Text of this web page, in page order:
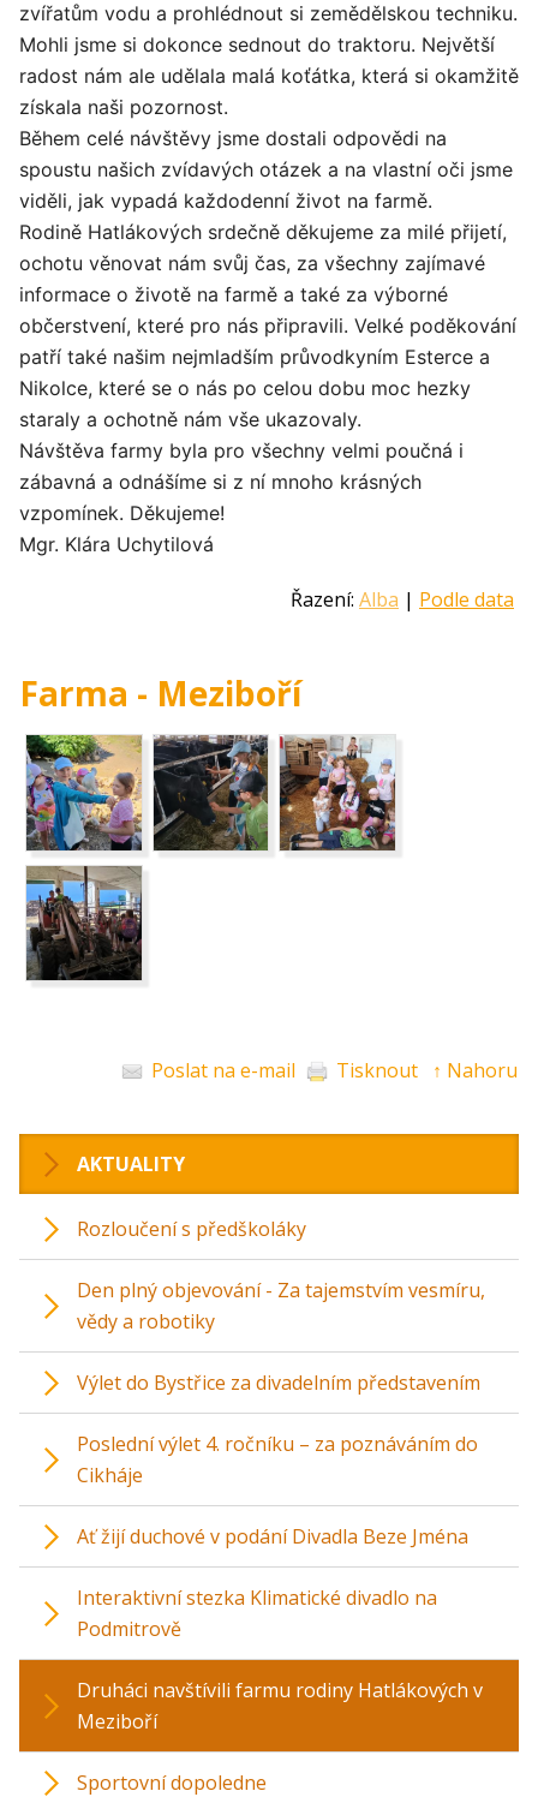
zvířatům vodu a prohlédnout si zemědělskou techniku.
Mohli jsme si dokonce sednout do traktoru. Největší
radost nám ale udělala malá koťátka, která si okamžitě
získala naši pozornost.
Během celé návštěvy jsme dostali odpovědi na
spoustu našich zvídavých otázek a na vlastní oči jsme
viděli, jak vypadá každodenní život na farmě.
Rodině Hatlákových srdečně děkujeme za milé přijetí,
ochotu věnovat nám svůj čas, za všechny zajímavé
informace o životě na farmě a také za výborné
občerstvení, které pro nás připravili. Velké poděkování
patří také našim nejmladším průvodkyním Esterce a
Nikolce, které se o nás po celou dobu moc hezky
staraly a ochotně nám vše ukazovaly.
Návštěva farmy byla pro všechny velmi poučná i
zábavná a odnášíme si z ní mnoho krásných
vzpomínek. Děkujeme!
Mgr. Klára Uchytilová
Řazení: Alba | Podle data
Farma - Meziboří
Poslat na e-mail Tisknout ↑ Nahoru
AKTUALITY
Rozloučení s předškoláky
Den plný objevování - Za tajemstvím vesmíru,
vědy a robotiky
Výlet do Bystřice za divadelním představením
Poslední výlet 4. ročníku – za poznáváním do
Cikháje
Ať žijí duchové v podání Divadla Beze Jména
Interaktivní stezka Klimatické divadlo na
Podmitrově
Druháci navštívili farmu rodiny Hatlákových v
Meziboří
Sportovní dopoledne